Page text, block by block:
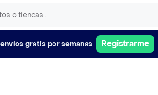
envíos gratis por semanas Registrarme